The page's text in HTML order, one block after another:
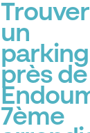
Trouver
un
parking
près de
7ème